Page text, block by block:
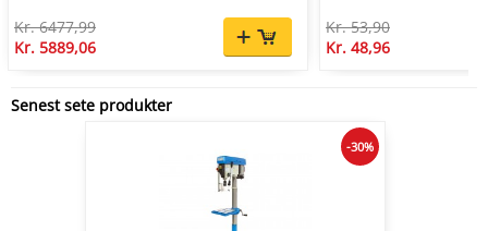
Kr. 6477,99
Kr. 5889,06
Kr. 53,90
Kr. 48,96
Senest sete produkter
-30%